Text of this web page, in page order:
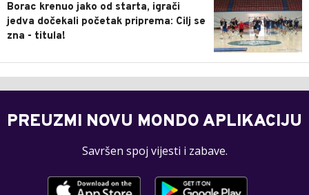
Borac krenuo jako od starta, igrači
jedva dočekali početak priprema: Cilj se
zna - titula!
PREUZMI NOVU MONDO APLIKACIJU
Savršen spoj vijesti i zabave.